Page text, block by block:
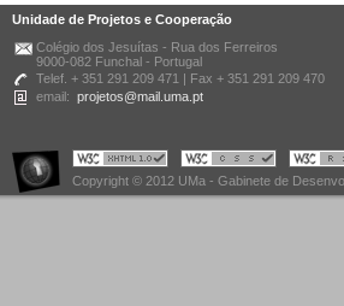
Unidade de Projetos e Cooperação
Colégio dos Jesuítas - Rua dos Ferreiros
9000-082 Funchal - Portugal
Telef. + 351 291 209 471 | Fax + 351 291 209 470
email: projetos@mail.uma.pt
Copyright © 2012 UMa - Gabinete de